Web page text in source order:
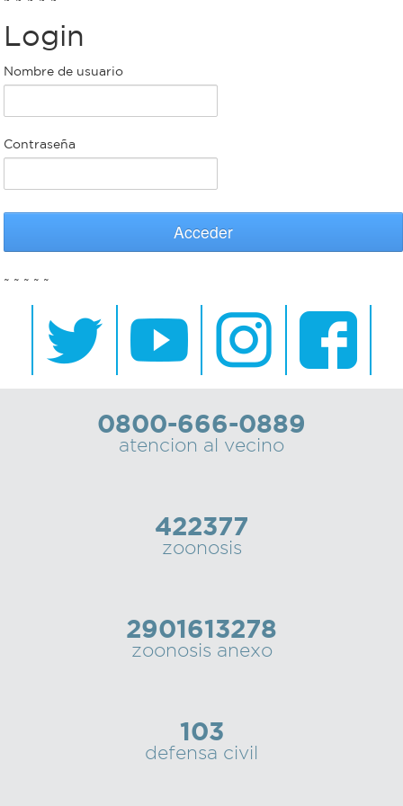
Bromatología
Rentas
Municipal
bondi
Recorrido
colectivos
Recarga
Personal
municipal
Login
Nombre de usuario
Contraseña
Acceder
~ ~ ~ ~ ~
0800-666-0889
atencion al vecino
422377
zoonosis
2901613278
zoonosis anexo
103
defensa civil